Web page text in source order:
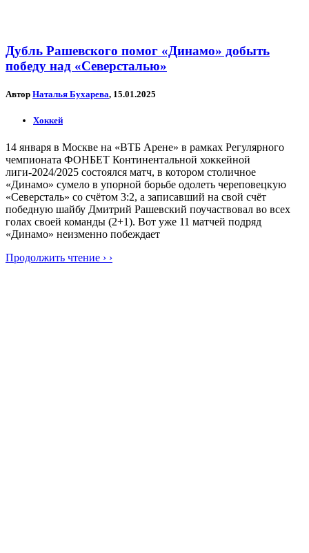
Дубль Рашевского помог «Динамо» добыть
победу над «Северсталью»
Автор Наталья Бухарева, 15.01.2025
Хоккей
14 января в Москве на «ВТБ Арене» в рамках Регулярного
чемпионата ФОНБЕТ Континентальной хоккейной
лиги-2024/2025 состоялся матч, в котором столичное
«Динамо» сумело в упорной борьбе одолеть череповецкую
«Северсталь» со счётом 3:2, а записавший на свой счёт
победную шайбу Дмитрий Рашевский поучаствовал во всех
голах своей команды (2+1). Вот уже 11 матчей подряд
«Динамо» неизменно побеждает
Продолжить чтение › ›